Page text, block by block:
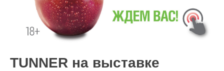
TUNNER на выставке